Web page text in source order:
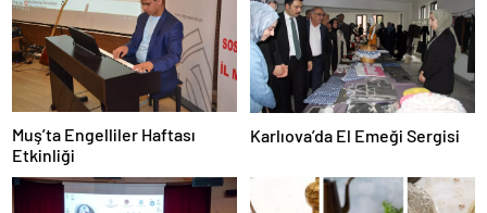
Muş’ta Engelliler Haftası
Etkinliği
Karlıova’da El Emeği Sergisi